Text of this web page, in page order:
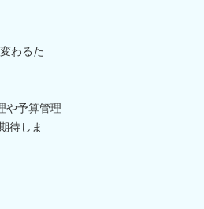
わるた
や予算管理
待しま